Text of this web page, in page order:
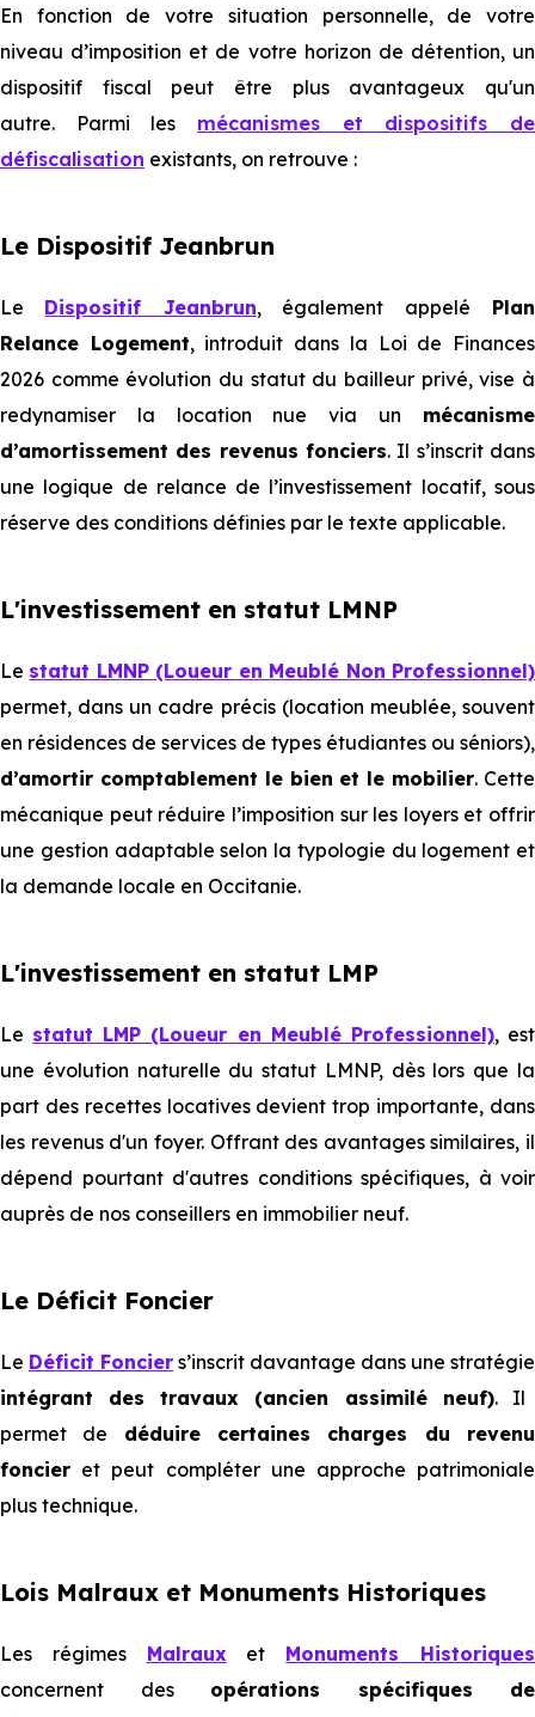
En fonction de votre situation personnelle, de votre
niveau d’imposition et de votre horizon de détention, un
dispositif fiscal peut être plus avantageux qu'un
autre. Parmi les mécanismes et dispositifs de
défiscalisation existants, on retrouve :
Le Dispositif Jeanbrun
Le Dispositif Jeanbrun, également appelé Plan
Relance Logement, introduit dans la Loi de Finances
2026 comme évolution du statut du bailleur privé, vise à
redynamiser la location nue via un mécanisme
d’amortissement des revenus fonciers. Il s’inscrit dans
une logique de relance de l’investissement locatif, sous
réserve des conditions définies par le texte applicable.
L'investissement en statut LMNP
Le statut LMNP (Loueur en Meublé Non Professionnel)
permet, dans un cadre précis (location meublée, souvent
en résidences de services de types étudiantes ou séniors),
d’amortir comptablement le bien et le mobilier. Cette
mécanique peut réduire l’imposition sur les loyers et offrir
une gestion adaptable selon la typologie du logement et
la demande locale en Occitanie.
L'investissement en statut LMP
Le statut LMP (Loueur en Meublé Professionnel), est
une évolution naturelle du statut LMNP, dès lors que la
part des recettes locatives devient trop importante, dans
les revenus d'un foyer. Offrant des avantages similaires, il
dépend pourtant d'autres conditions spécifiques, à voir
auprès de nos conseillers en immobilier neuf.
Le Déficit Foncier
Le Déficit Foncier s’inscrit davantage dans une stratégie
intégrant des travaux (ancien assimilé neuf). Il
permet de déduire certaines charges du revenu
foncier et peut compléter une approche patrimoniale
plus technique.
Lois Malraux et Monuments Historiques
Les régimes Malrauxet Monuments
Historiques
concernent des opérations spécifiques de